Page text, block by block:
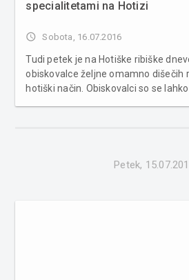
specialitetami na Hotizi
access_time Sobota, 16.07.2016
Tudi petek je na Hotiške ribiške
obiskovalce željne omamno dišečih
hotiški način. Obiskovalci so se
Petek,